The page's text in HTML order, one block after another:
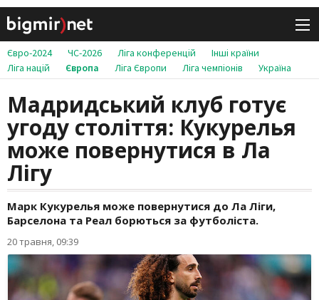
Євро-2024 ЧС-2026 Ліга конференцій
Інші країни
Ліга націй
Європа Ліга Європи Ліга чемпіонів Україна
Мадридський клуб готує
угоду століття: Кукурелья
може повернутися в Ла
Лігу
Марк Кукурелья може повернутися до Ла Ліги,
Барселона та Реал борються за футболіста.
20 травня, 09:39